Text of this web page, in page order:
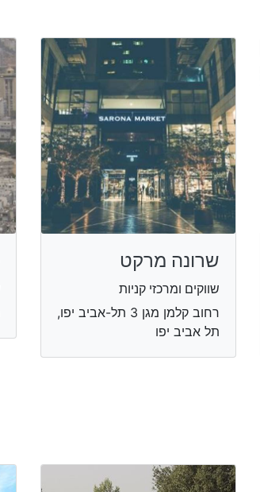
שרונה מרקט
שווקים ומרכזי קניות
רחוב קלמן מגן 3 תל-אביב יפו,
תל אביב יפו